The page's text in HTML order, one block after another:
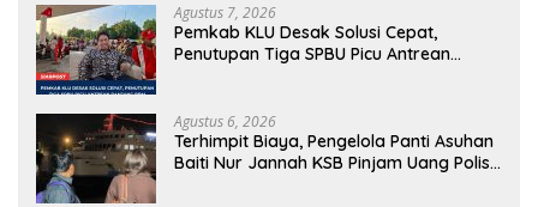
Agustus 7, 2026
Pemkab KLU Desak Solusi Cepat,
Penutupan Tiga SPBU Picu Antrean
Agustus 6, 2026
Terhimpit Biaya, Pengelola Panti Asuhan
Baiti Nur Jannah KSB Pinjam Uang Polisi